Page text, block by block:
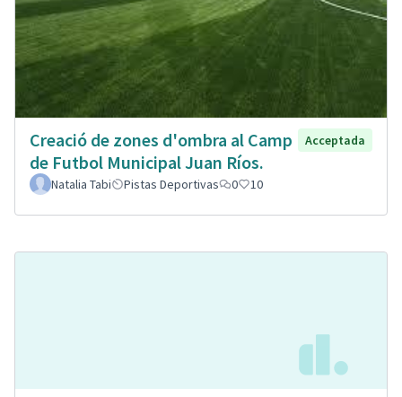
Creació de zones d'ombra al Camp
de Futbol Municipal Juan Ríos.
Acceptada
Natalia Tabi Pistas Deportivas 0 10